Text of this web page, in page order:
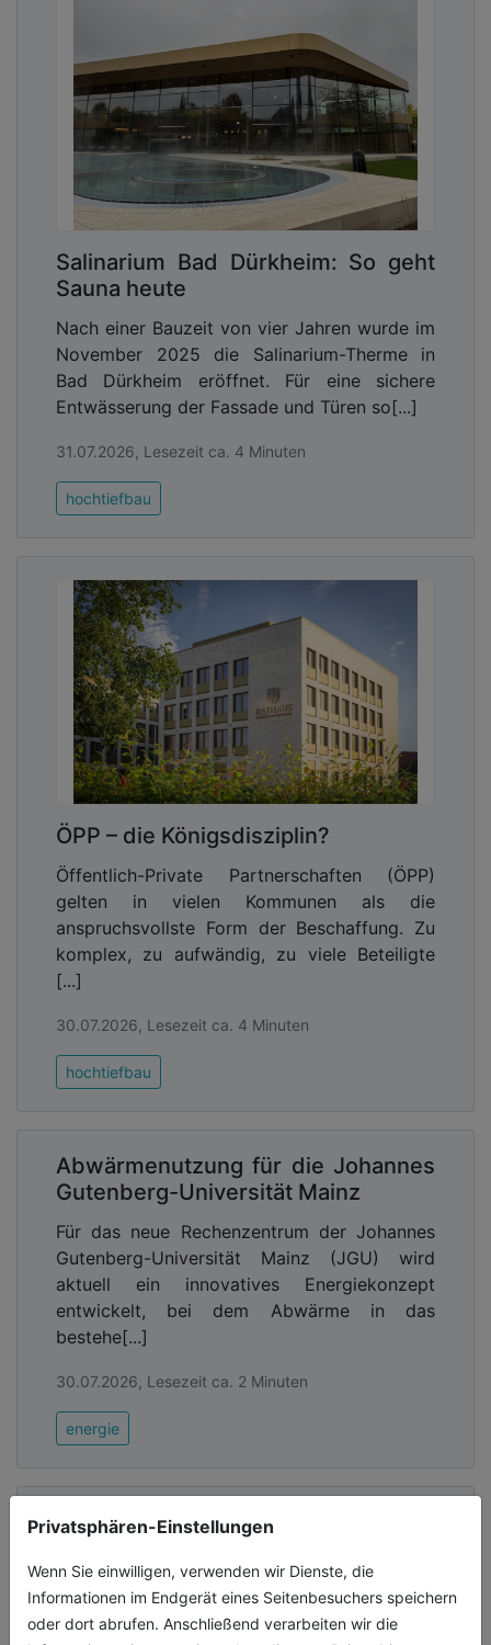
Privatsphären-Einstellungen
Wenn Sie einwilligen, verwenden wir Dienste, die
Informationen im Endgerät eines Seitenbesuchers speichern
oder dort abrufen. Anschließend verarbeiten wir die
Salinarium Bad Dürkheim: So geht
Sauna heute
Nach einer Bauzeit von vier Jahren wurde im
November 2025 die Salinarium-Therme in
Bad Dürkheim eröffnet. Für eine sichere
Entwässerung der Fassade und Türen so[...]
31.07.2026, Lesezeit ca. 4 Minuten
hochtiefbau
ÖPP – die Königsdisziplin?
Öffentlich-Private Partnerschaften (ÖPP)
gelten in vielen Kommunen als die
anspruchsvollste Form der Beschaffung. Zu
komplex, zu aufwändig, zu viele Beteiligte
[...]
30.07.2026, Lesezeit ca. 4 Minuten
hochtiefbau
Abwärmenutzung für die Johannes
Gutenberg-Universität Mainz
Für das neue Rechenzentrum der Johannes
Gutenberg-Universität Mainz (JGU) wird
aktuell ein innovatives Energiekonzept
entwickelt, bei dem Abwärme in das
bestehe[...]
30.07.2026, Lesezeit ca. 2 Minuten
energie